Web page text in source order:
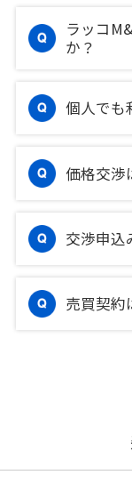
ラッコ
か？
個人でも
価格交渉
交渉申込
売買契約